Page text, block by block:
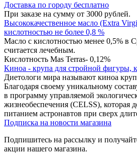
Доставка по городу бесплатно
При заказе на сумму от 3000 рублей.
Высококачественное масло (Extra
кислотностью не более 0,8 %
Масло с кислотностью менее 0,5% в
считается лечебным.
Кислотность Mas Terras- 0,12%
Киноа - крупа для стройной фигуры,
Диетологи мира называют киноа
Благодаря своему уникальному
в программу управляемой
жизнеобеспечения (CELSS), которая
питанием астронавтов при сверх
Подписка на новости магазина
Подпишитесь на рассылку и
акции нашего магазина.